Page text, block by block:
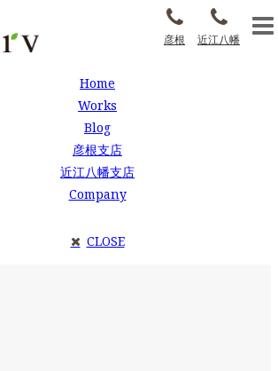
近江八幡
彦根
Home
Works
Blog
彦根支店
近江八幡支店
Company
CLOSE